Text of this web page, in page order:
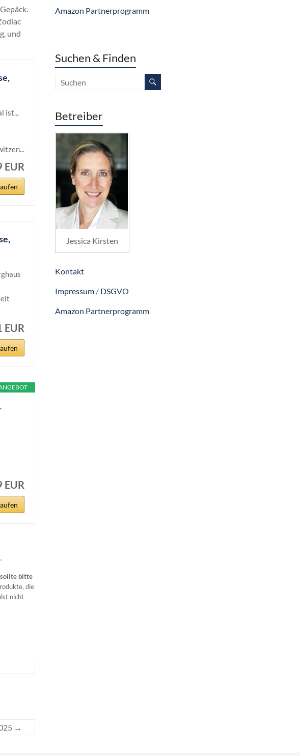
und
EUR
EUR
EUR
bitte
die
nicht
→
Amazon Partnerprogramm
Suchen & Finden
Betreiber
Jessica Kirsten
Kontakt
Impressum/ DSGVO
Amazon Partnerprogramm